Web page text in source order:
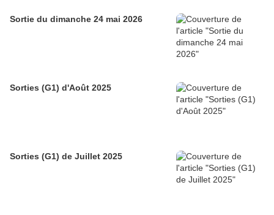
Sortie du dimanche 24 mai 2026
Sorties (G1) d'Août 2025
Sorties (G1) de Juillet 2025